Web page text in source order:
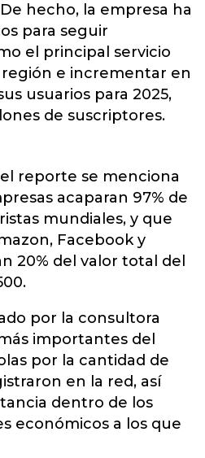
hecho, la empresa ha
para seguir
el principal servicio
e incrementar en
usuarios para 2025,
de suscriptores.
reporte se menciona
acaparan 97% de
mundiales, y que
Facebook y
20% del valor total del
por la consultora
importantes del
por la cantidad de
en la red, así
dentro de los
económicos a los que